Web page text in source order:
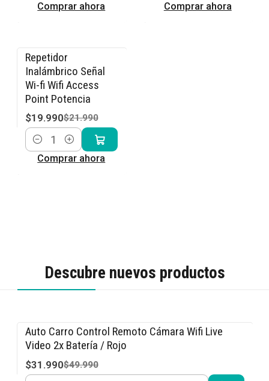
Comprar ahora
Comprar ahora
-9% OFF
Repetidor
Inalámbrico Señal
Wi-fi Wifi Access
Point Potencia
$19.990$21.990
Cantidad
Comprar ahora
Descubre nuevos productos
-36% OFF
Auto Carro Control Remoto Cámara Wifi Live
Video 2x Batería / Rojo
$31.990$49.990